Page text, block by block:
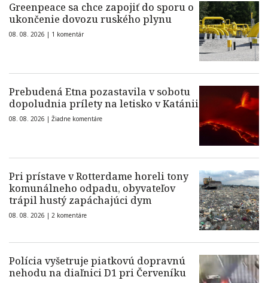
Greenpeace sa chce zapojiť do sporu o
ukončenie dovozu ruského plynu
08. 08. 2026 | 1 komentár
Prebudená Etna pozastavila v sobotu
dopoludnia prílety na letisko v Katánii
08. 08. 2026 | Žiadne komentáre
Pri prístave v Rotterdame horeli tony
komunálneho odpadu, obyvateľov
trápil hustý zapáchajúci dym
08. 08. 2026 | 2 komentáre
Polícia vyšetruje piatkovú dopravnú
nehodu na diaľnici D1 pri Červeníku